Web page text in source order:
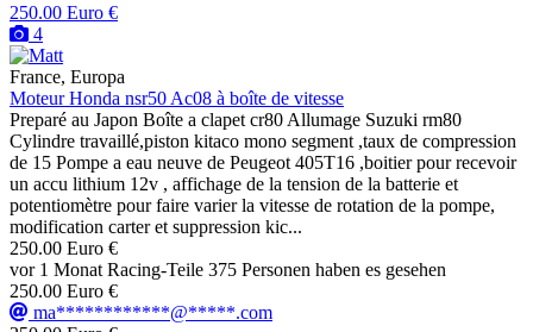
250.00 Euro €
4
France, Europa
Moteur Honda nsr50 Ac08 à boîte de vitesse
Preparé au Japon Boîte a clapet cr80 Allumage Suzuki rm80
Cylindre travaillé,piston kitaco mono segment ,taux de compression
de 15 Pompe a eau neuve de Peugeot 405T16 ,boitier pour recevoir
un accu lithium 12v , affichage de la tension de la batterie et
potentiomètre pour faire varier la vitesse de rotation de la pompe,
modification carter et suppression kic...
250.00 Euro €
vor 1 Monat Racing-Teile 375 Personen haben es gesehen
250.00 Euro €
ma************@*****.com